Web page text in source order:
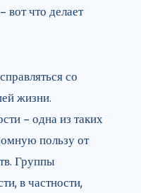
вот что делает
со
жизни.
– одна из таких
пользу от
Группы
в частности,